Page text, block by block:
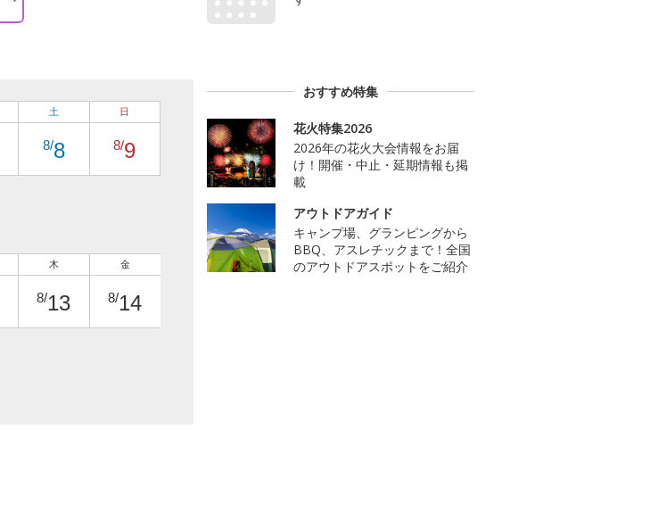
土
8/8
日
8/9
木
8/13
金
8/14
おすすめ特集
花火特集2026
2026年の花火大会情報をお届
け！開催・中止・延期情報も掲
載
アウトドアガイド
キャンプ場、グランピングから
BBQ、アスレチックまで！全国
のアウトドアスポットをご紹介